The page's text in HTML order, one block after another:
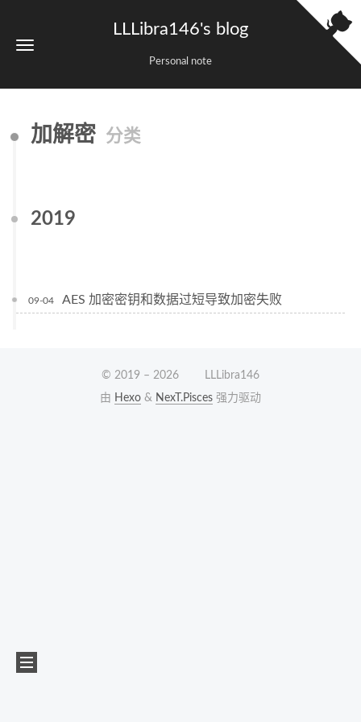
LLLibra146's blog
Personal note
加解密 分类
2019
09-04 AES 加密密钥和数据过短导致加密失败
© 2019 –2026
LLLibra146
由 Hexo & NexT.Pisces 强力驱动